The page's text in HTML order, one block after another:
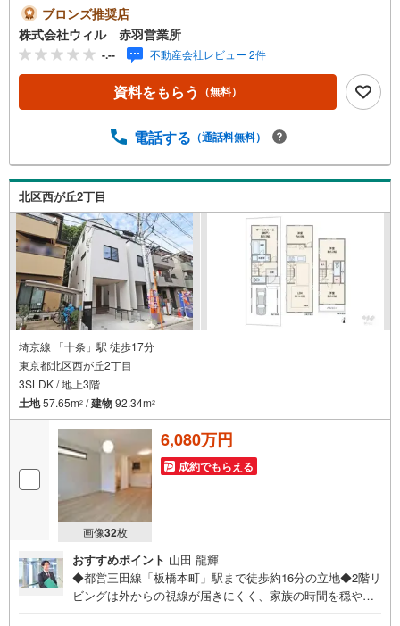
元から優しく室内を温めます◆家事の負担を軽減する食器
洗乾燥機付きキッチン◆雨の日のお洗濯に便利な浴室乾燥
機を設置。天候を問わず衣類を素早く乾かせ、カビの発生
を抑えながら浴室の清潔を保てます◆ガレージを完備して
おり、大切なお車を雨風から守ります！買い物帰りや雨の
日も、濡れることなく室内へ移動できます◆「梅木小学
す【営業時間10:00～19:00】上記時間はお電話が繋がりや
される場合はご見学予約ボタンよりご希望の日時をご記入
いただけますとスムーズにご案内が可能です。～住宅ロー
ン～諸費用込融資や築年数の古い物件のローンも得意とし
ており、最適な銀行をご提案します。～リフォーム～理想
の間取り、テイストを作り上げられます！リフォームプラ
ンナーの同行も可能です。
ブロンズ推奨店
株式会社ウィル 赤羽営業所
-.-- 不動産会社レビュー 2件
資料をもらう （無料）
電話する （通話料無料）
北区西が丘2丁目
埼京線 「十条」駅 徒歩17分
東京都北区西が丘2丁目
3SLDK / 地上3階
土地57.65m2 /建物92.34m2
画像32枚
6,080万円
成約でもらえる
おすすめポイント 山田 龍輝
◆都営三田線「板橋本町」駅まで徒歩約16分の立地◆2階リ
ビングは外からの視線が届きにくく、家族の時間を穏やか